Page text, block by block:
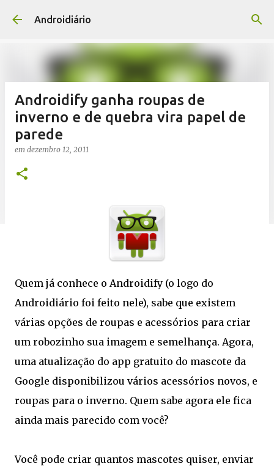
Pular para o conteúdo principal
Androidiário
Androidify ganha roupas de
inverno e de quebra vira papel de
parede
em dezembro 12, 2011
Quem já conhece o Androidify (o logo do
Androidiário foi feito nele), sabe que existem
várias opções de roupas e acessórios para criar
um robozinho sua imagem e semelhança. Agora,
uma atualização do app gratuito do mascote da
Google disponibilizou vários acessórios novos, e
roupas para o inverno. Quem sabe agora ele fica
ainda mais parecido com você?
Você pode criar quantos mascotes quiser, enviar